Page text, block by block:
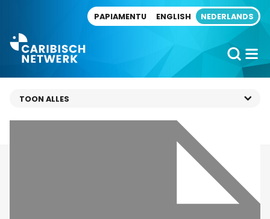
PAPIAMENTU ENGLISH NEDERLANDS